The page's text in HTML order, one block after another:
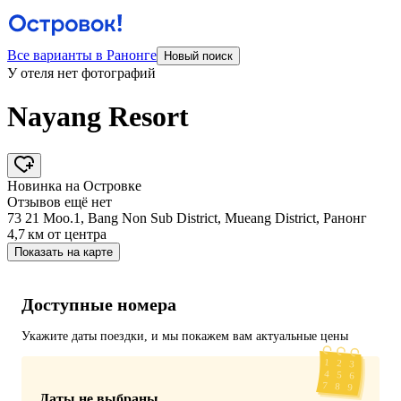
Все варианты в Ранонге Новый поиск
У отеля нет фотографий
Nayang Resort
Новинка на Островке
Отзывов ещё нет
73 21 Moo.1, Bang Non Sub District, Mueang District, Ранонг
4,7 км от центра
Показать на карте
Доступные номера
Укажите даты поездки, и мы покажем вам актуальные цены